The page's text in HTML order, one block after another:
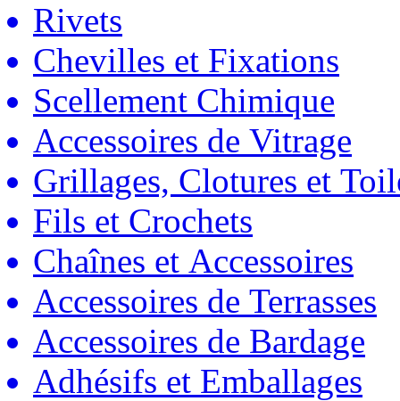
Rivets
Chevilles et Fixations
Scellement Chimique
Accessoires de Vitrage
Grillages, Clotures et
Fils et Crochets
Chaînes et Accessoires
Accessoires de Terrasses
Accessoires de Bardage
Adhésifs et Emballages